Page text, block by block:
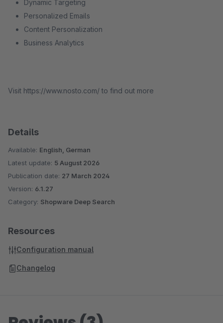
Dynamic Targeting
Personalized Emails
Content Personalization
Business Analytics
Visit https://www.nosto.com/ to find out more
Details
Available: English, German
Latest update: 5 August 2026
Publication date: 27 March 2024
Version: 6.1.27
Category: Shopware Deep Search
Resources
Configuration manual
Changelog